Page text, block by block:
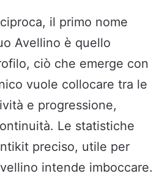
il primo nome
Avellino è quello
ciò che emerge con
vuole collocare tra le
e progressione,
Le statistiche
preciso, utile per
intende imboccare.